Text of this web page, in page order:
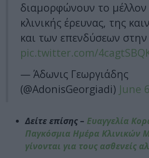
διαμορφώνουν το μέλλον
κλινικής έρευνας, της
και των επενδύσεων στην
pic.twitter.com/
— Άδωνις Γεωργιάδης
(@AdonisGeorgiadi) June
Δείτε επίσης – Ευαγγελία
Παγκόσμια Ημέρα Κλινικών
γίνονται για τους ασθενείς